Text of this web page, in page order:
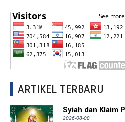
ARTIKEL TERBARU
Syiah dan Klaim
2026-08-08